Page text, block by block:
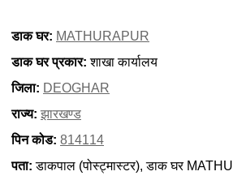
डाक घर: MATHURAPUR
डाक घर प्रकार: शाखा कार्यालय
जिला: DEOGHAR
राज्य: झारखण्ड
पिन कोड: 814114
पता: डाकपाल (पोस्ट्मास्टर), डाक घर